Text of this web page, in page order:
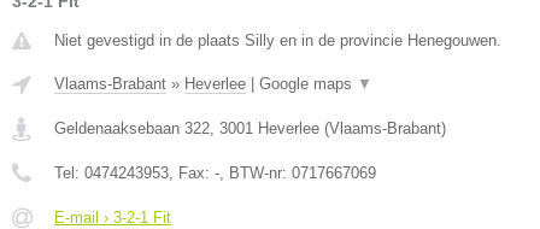
Niet gevestigd in de plaats Silly en in de provincie Henegouwen.
Vlaams-Brabant » Heverlee Google maps ▼
Geldenaaksebaan 322, 3001 Heverlee (Vlaams-Brabant)
Tel: 0474243953, Fax: -, BTW-nr: 0717667069
E-mail › 3-2-1 Fit